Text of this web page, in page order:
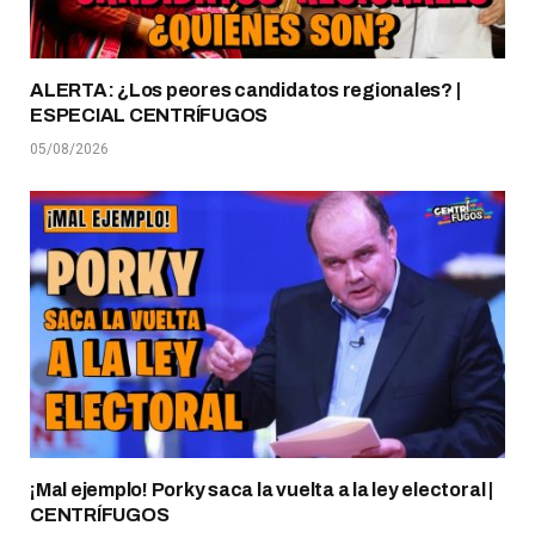
ALERTA: ¿Los peores candidatos regionales? |
ESPECIAL CENTRÍFUGOS
05/08/2026
¡Mal ejemplo! Porky saca la vuelta a la ley electoral |
CENTRÍFUGOS